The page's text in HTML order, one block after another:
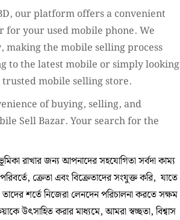
our platform offers a convenient
your used mobile phone. We
making the mobile selling process
to the latest mobile or simply looking
mobile selling store.
of buying, selling, and
Sell Bazar. Your search for the
রাখার জন্য আপনাদের সহযোগিতা সর্বদা কাম্য
ক্রেতা এবং বিক্রেতাদের সংযুক্ত করি, যাতে
শর্তে নিজেরা লেনদেন পরিচালনা করতে সক্ষম
উৎসাহিত করার মাধ্যমে, আমরা স্বচ্ছতা, বিশ্বাস